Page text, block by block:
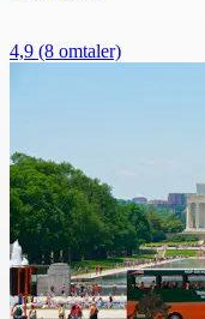
4,9 (8 omtaler)